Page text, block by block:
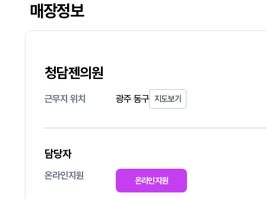
매장정보
청담젠의원
근무지 위치 광주 동구 지도보기
담당자
온라인지원 온라인지원